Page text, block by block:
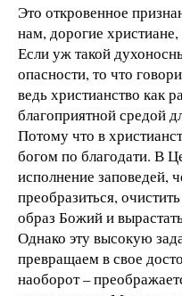
Это откровенное
нам, дорогие
Если уж такой
опасности, то что
ведь христианство как
благоприятной средой
Потому что в
богом по благодати. В
исполнение заповедей,
преобразиться,
образ Божий и
Однако эту высокую
превращаем в свое
наоборот –